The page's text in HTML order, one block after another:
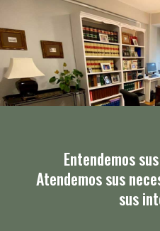
Entendemos
Atendemos sus
sus